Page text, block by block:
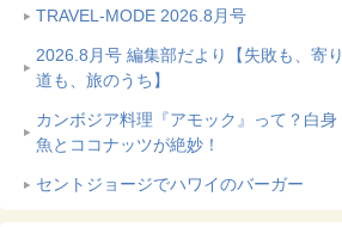
TRAVEL-MODE 2026.8月号
2026.8月号 編集部だより【失敗も、寄り
道も、旅のうち】
カンボジア料理『アモック』って？白身
魚とココナッツが絶妙！
セントジョージでハワイのバーガー